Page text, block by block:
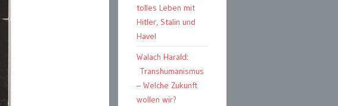
tolles Leben mit
Hitler, Stalin und
Havel
Walach Harald:
Transhumanismus
– Welche Zukunft
wollen wir?